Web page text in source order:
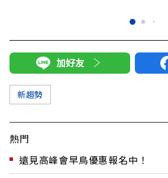
加好友
新趨勢
熱門
遠見高峰會早鳥優惠報名中！